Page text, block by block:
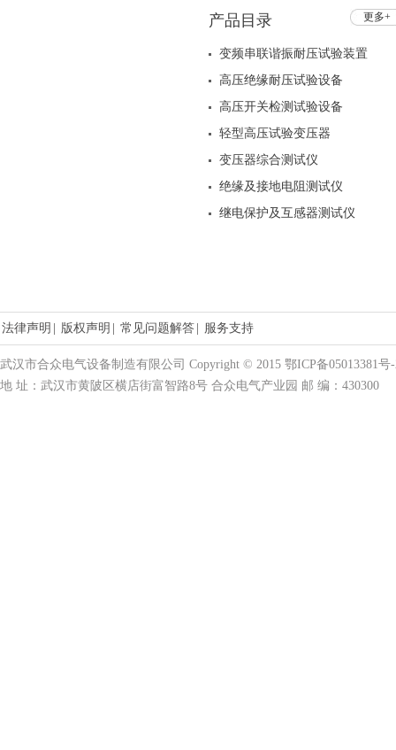
更多+
产品目录
变频串联谐振耐压试验装置
高压绝缘耐压试验设备
高压开关检测试验设备
轻型高压试验变压器
变压器综合测试仪
绝缘及接地电阻测试仪
继电保护及互感器测试仪
法律声明 版权声明 常见问题解答 服务支持
武汉市合众电气设备制造有限公司 Copyright © 2015 鄂ICP备05013381号
地 址：武汉市黄陂区横店街富智路8号 合众电气产业园 邮 编：430300